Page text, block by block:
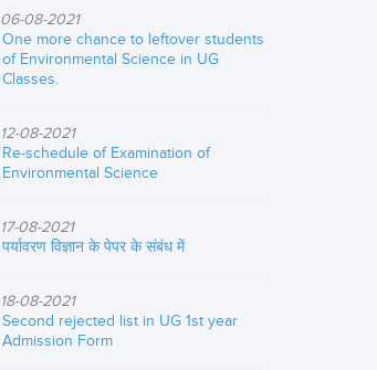
06-08-2021
One more chance to leftover students
of Environmental Science in UG
Classes.
12-08-2021
Re-schedule of Examination of
Environmental Science
17-08-2021
पर्यावरण विज्ञान के पेपर के संबंध में
18-08-2021
Second rejected list in UG 1st year
Admission Form